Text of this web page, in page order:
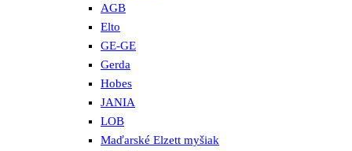
AGB
Elto
GE-GE
Gerda
Hobes
JANIA
LOB
Maďarské Elzett myšiak